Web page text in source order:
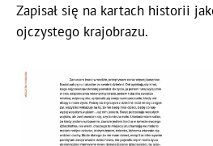
Zapisał się na kartach historii
ojczystego krajobrazu.